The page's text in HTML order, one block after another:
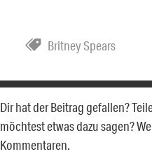
Britney Spears
Dir hat der Beitrag gefallen?
möchtest etwas dazu sagen?
Kommentaren.